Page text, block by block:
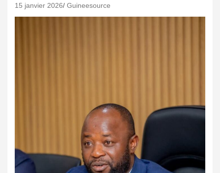
15 janvier 2026 Guineesource